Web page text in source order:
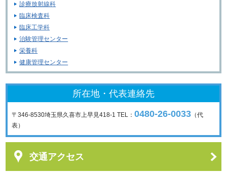
診療放射線科
臨床検査科
臨床工学科
治験管理センター
栄養科
健康管理センター
交通アクセス
所在地・代表連絡先
〒346-8530埼玉県久喜市上早見418-1 TEL：0480-26-0033 （代
表）